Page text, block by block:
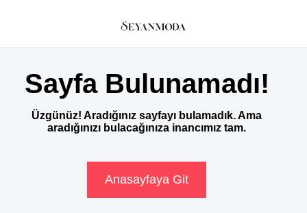
Sayfa Bulunamadı!
Üzgünüz! Aradığınız sayfayı bulamadık. Ama
aradığınızı bulacağınıza inancımız tam.
Anasayfaya Git